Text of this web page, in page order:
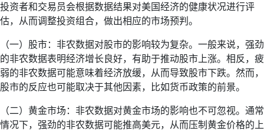
投资者和交易员会根据数据结果对美国经济的健康状况进行评
估，从而调整投资组合，做出相应的市场预判。
（一）股市：非农数据对股市的影响较为复杂。一般来说，强劲
的非农数据表明经济增长良好，有助于推动股市上涨。相反，疲
弱的非农数据可能意味着经济放缓，从而导致股市下跌。然而，
股市的反应也可能取决于其他因素，比如货币政策的前景。
（二）黄金市场：非农数据对黄金市场的影响也不可忽视。通常
情况下，强劲的非农数据可能推高美元，从而压制黄金价格的上